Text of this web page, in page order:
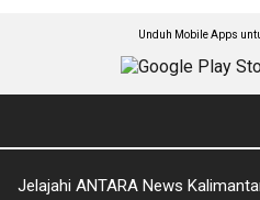
Unduh Mobile Apps
Jelajahi ANTARA News